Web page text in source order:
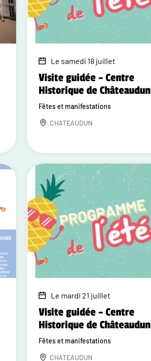
Le samedi 18 juillet
Visite guidée – Centre
Historique de Châteaudun
Fêtes et manifestations
CHATEAUDUN
Le mardi 21 juillet
Visite guidée – Centre
Historique de Châteaudun
Fêtes et manifestations
CHATEAUDUN